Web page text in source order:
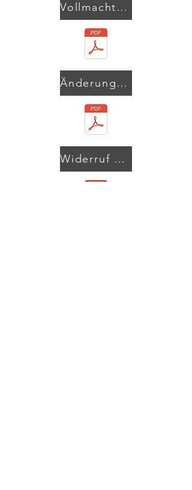
Vollmacht allgemein
Änderung der Vollmacht zur Stimmrechtsvertretung
Widerruf der Vollmacht